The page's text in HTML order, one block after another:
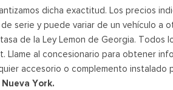
dicha exactitud. Los precios
serie y puede variar de un vehículo
de la Ley Lemon de Georgia.
al concesionario para obtener
accesorio o complemento instalado
York.